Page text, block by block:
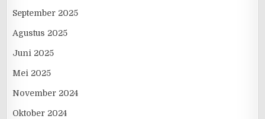
September 2025
Agustus 2025
Juni 2025
Mei 2025
November 2024
Oktober 2024